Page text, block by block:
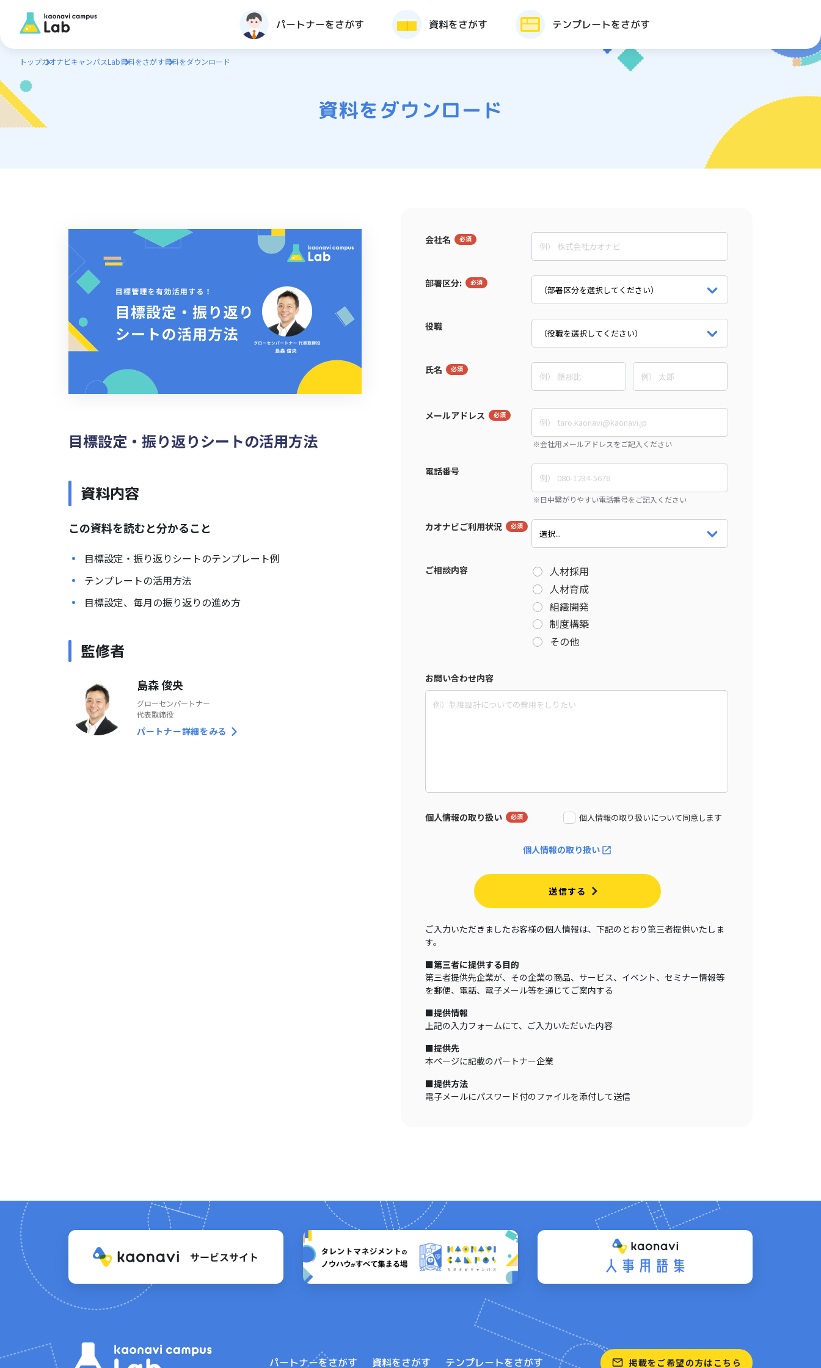
パートナーをさがす 資料をさがす テンプレートをさがす
トップカオナビキャンパスLab資料をさがす資料をダウンロード
資料をダウンロード
目標設定・振り返りシートの活用方法
資料内容
この資料を読むと分かること
目標設定・振り返りシートのテンプレート例
テンプレートの活用方法
目標設定、毎月の振り返りの進め方
監修者
島森 俊央
グローセンパートナー
代表取締役
パートナー詳細をみる
会社名
部署区分:
役職
氏名
メールアドレス
電話番号
カオナビご利用状況
ご相談内容
人材採用
人材育成
組織開発
制度構築
その他
お問い合わせ内容
個人情報の取り扱い 個人情報の取り扱いについて同意します
個人情報の取り扱い
送信する
ご入力いただきましたお客様の個人情報は、下記のとおり第三者提供いたしま
す。
■第三者に提供する目的
第三者提供先企業が、その企業の商品、サービス、イベント、セミナー情報等
を郵便、電話、電子メール等を通じてご案内する
■提供情報
上記の入力フォームにて、ご入力いただいた内容
■提供先
本ページに記載のパートナー企業
■提供方法
電子メールにパスワード付のファイルを添付して送信
パートナーをさがす 資料をさがす テンプレートをさがす 掲載をご希望の方はこちら